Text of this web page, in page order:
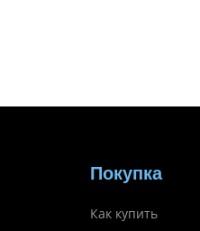
Покупка
Как купить